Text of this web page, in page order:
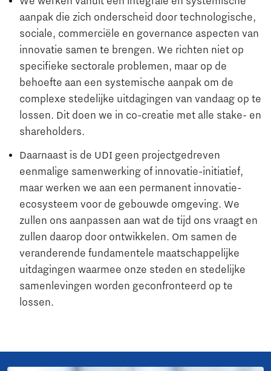
aanpak die zich onderscheid door technologische,
sociale, commerciële en governance aspecten van
innovatie samen te brengen. We richten niet op
specifieke sectorale problemen, maar op de
behoefte aan een systemische aanpak om de
complexe stedelijke uitdagingen van vandaag op te
lossen. Dit doen we in co-creatie met alle stake- en
shareholders.
Daarnaast is de UDI geen projectgedreven
eenmalige samenwerking of innovatie-initiatief,
maar werken we aan een permanent innovatie-
ecosysteem voor de gebouwde omgeving. We
zullen ons aanpassen aan wat de tijd ons vraagt en
zullen daarop door ontwikkelen. Om samen de
veranderende fundamentele maatschappelijke
uitdagingen waarmee onze steden en stedelijke
samenlevingen worden geconfronteerd op te
lossen.